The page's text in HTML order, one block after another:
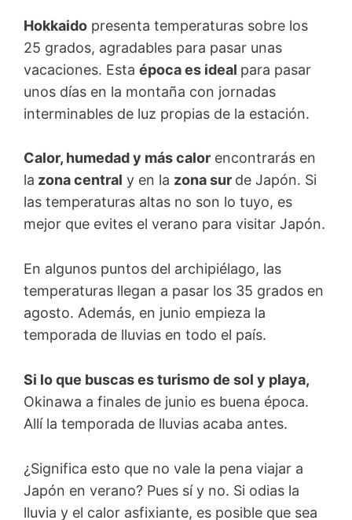
Hokkaido presenta temperaturas sobre los
25 grados, agradables para pasar unas
vacaciones. Esta época es ideal para pasar
unos días en la montaña con jornadas
interminables de luz propias de la estación.
Calor, humedad y más calor encontrarás en
la zona central y en la zona sur de Japón. Si
las temperaturas altas no son lo tuyo, es
mejor que evites el verano para visitar Japón.
En algunos puntos del archipiélago, las
temperaturas llegan a pasar los 35 grados en
agosto. Además, en junio empieza la
temporada de lluvias en todo el país.
Si lo que buscas es turismo de sol y playa,
Okinawa a finales de junio es buena época.
Allí la temporada de lluvias acaba antes.
¿Significa esto que no vale la pena viajar a
Japón en verano? Pues sí y no. Si odias la
lluvia y el calor asfixiante, es posible que sea